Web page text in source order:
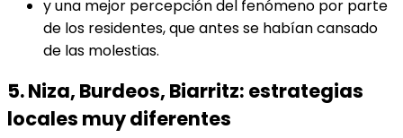
y una mejor percepción del fenómeno por parte
de los residentes, que antes se habían cansado
de las molestias.
5. Niza, Burdeos, Biarritz: estrategias
locales muy diferentes